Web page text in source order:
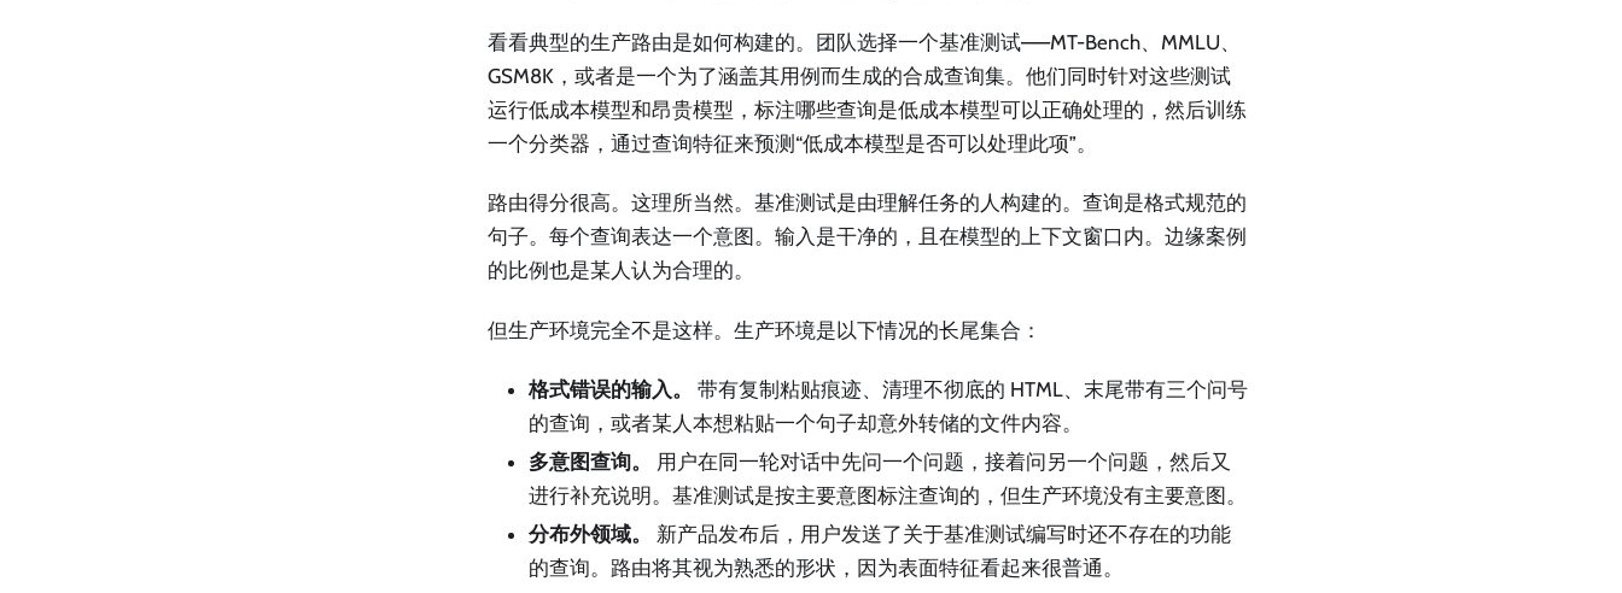
看看典型的生产路由是如何构建的。团队选择一个基准测试——MT-Bench、MMLU、
GSM8K，或者是一个为了涵盖其用例而生成的合成查询集。他们同时针对这些测试
运行低成本模型和昂贵模型，标注哪些查询是低成本模型可以正确处理的，然后训练
一个分类器，通过查询特征来预测“低成本模型是否可以处理此项”。
路由得分很高。这理所当然。基准测试是由理解任务的人构建的。查询是格式规范的
句子。每个查询表达一个意图。输入是干净的，且在模型的上下文窗口内。边缘案例
的比例也是某人认为合理的。
但生产环境完全不是这样。生产环境是以下情况的长尾集合：
格式错误的输入。
带有复制粘贴痕迹、清理不彻底的 HTML、末尾带有三个问号
的查询，或者某人本想粘贴一个句子却意外转储的文件内容。
多意图查询。
用户在同一轮对话中先问一个问题，接着问另一个问题，然后又
进行补充说明。基准测试是按主要意图标注查询的，但生产环境没有主要意图。
分布外领域。
新产品发布后，用户发送了关于基准测试编写时还不存在的功能
的查询。路由将其视为熟悉的形状，因为表面特征看起来很普通。